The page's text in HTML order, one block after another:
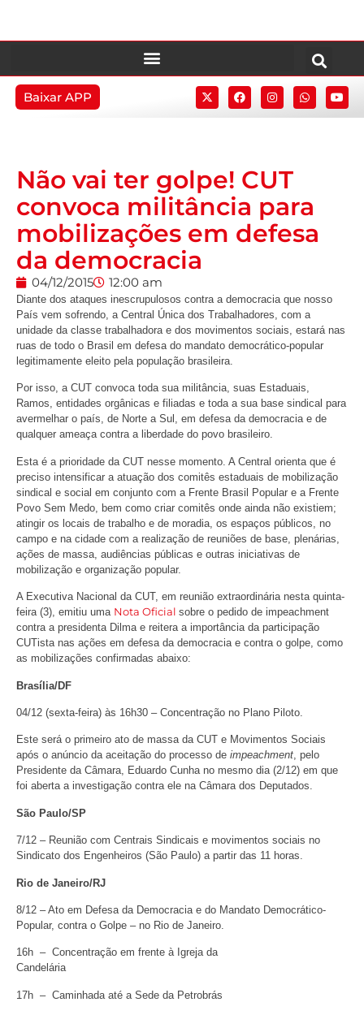
Baixar APP
Não vai ter golpe! CUT
convoca militância para
mobilizações em defesa
da democracia
04/12/2015 12:00 am
Diante dos ataques inescrupulosos contra a democracia que nosso
País vem sofrendo, a Central Única dos Trabalhadores, com a
unidade da classe trabalhadora e dos movimentos sociais, estará nas
ruas de todo o Brasil em defesa do mandato democrático-popular
legitimamente eleito pela população brasileira.
Por isso, a CUT convoca toda sua militância, suas Estaduais,
Ramos, entidades orgânicas e filiadas e toda a sua base sindical para
avermelhar o país, de Norte a Sul, em defesa da democracia e de
qualquer ameaça contra a liberdade do povo brasileiro.
Esta é a prioridade da CUT nesse momento. A Central orienta que é
preciso intensificar a atuação dos comitês estaduais de mobilização
sindical e social em conjunto com a Frente Brasil Popular e a Frente
Povo Sem Medo, bem como criar comitês onde ainda não existiem;
atingir os locais de trabalho e de moradia, os espaços públicos, no
campo e na cidade com a realização de reuniões de base, plenárias,
ações de massa, audiências públicas e outras iniciativas de
mobilização e organização popular.
A Executiva Nacional da CUT, em reunião extraordinária nesta quinta-
feira (3), emitiu uma Nota Oficial sobre o pedido de impeachment
contra a presidenta Dilma e reitera a importância da participação
CUTista nas ações em defesa da democracia e contra o golpe, como
as mobilizações confirmadas abaixo:
Brasília/DF
04/12 (sexta-feira) às 16h30 – Concentração no Plano Piloto.
Este será o primeiro ato de massa da CUT e Movimentos Sociais
após o anúncio da aceitação do processo de impeachment, pelo
Presidente da Câmara, Eduardo Cunha no mesmo dia (2/12) em que
foi aberta a investigação contra ele na Câmara dos Deputados.
São Paulo/SP
7/12 – Reunião com Centrais Sindicais e movimentos sociais no
Sindicato dos Engenheiros (São Paulo) a partir das 11 horas.
Rio de Janeiro/RJ
8/12 – Ato em Defesa da Democracia e do Mandato Democrático-
Popular, contra o Golpe – no Rio de Janeiro.
16h – Concentração em frente à Igreja da
Candelária
17h – Caminhada até a Sede da Petrobrás